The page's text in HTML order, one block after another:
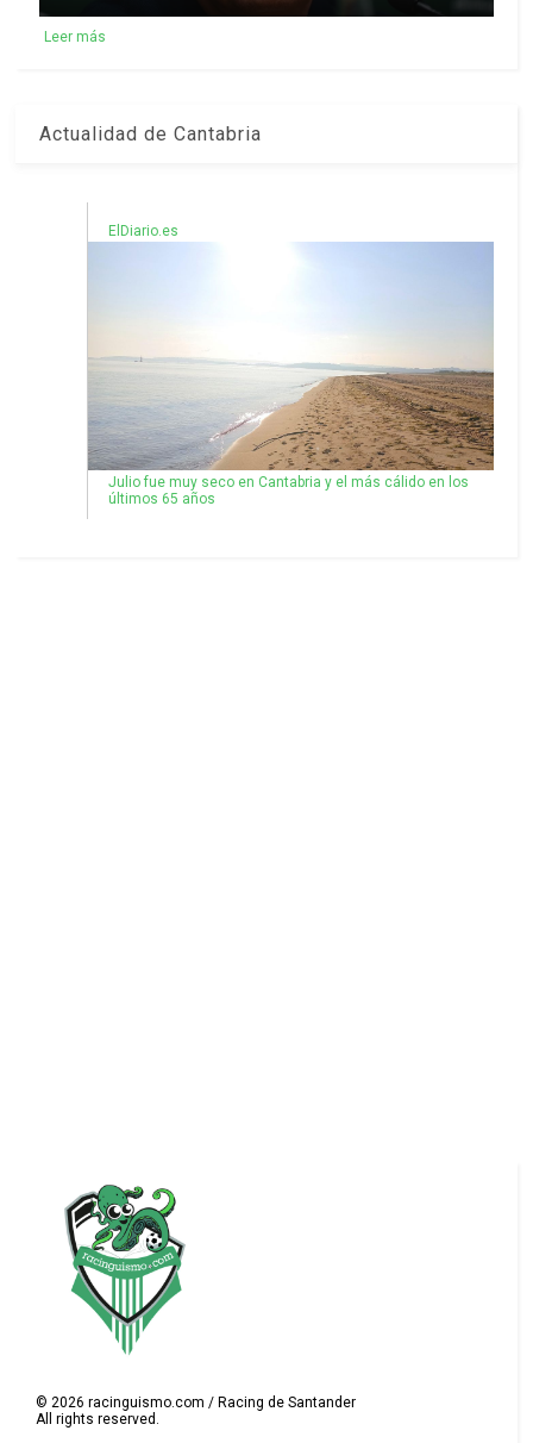
Leer más
Actualidad de Cantabria
ElDiario.es
Julio fue muy seco en Cantabria y el más cálido en los
últimos 65 años
© 2026 racinguismo.com / Racing de Santander
All rights reserved.